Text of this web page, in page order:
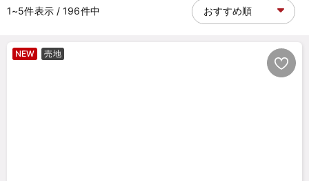
1~5件表示/ 196件中
NEW 売地